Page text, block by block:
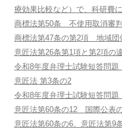
療効果比較など）で、科研費
商標法第50条 不使用取消審
商標法第47条の第2項 地域団
意匠法第26条第1項と第2項の
令和8年度弁理士試験短答
意匠法 第3条の2
令和8年度弁理士試験短答問
意匠法第60条の12 国際公表
意匠法第60条の6、意匠法第9